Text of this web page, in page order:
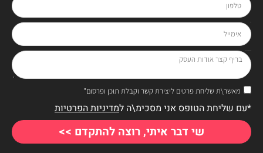
מאשר\ת שליחת פרטים ליצירת קשר וקבלת תוכן ופרסום"
*עם שליחת הטופס אני מסכימ\ה למדיניות הפרטיות
שי דבר איתי, רוצה להתקדם >>